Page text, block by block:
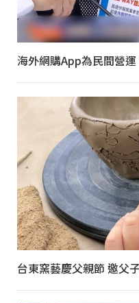
海外網購App為民間營
台東窯藝慶父親節 邀父